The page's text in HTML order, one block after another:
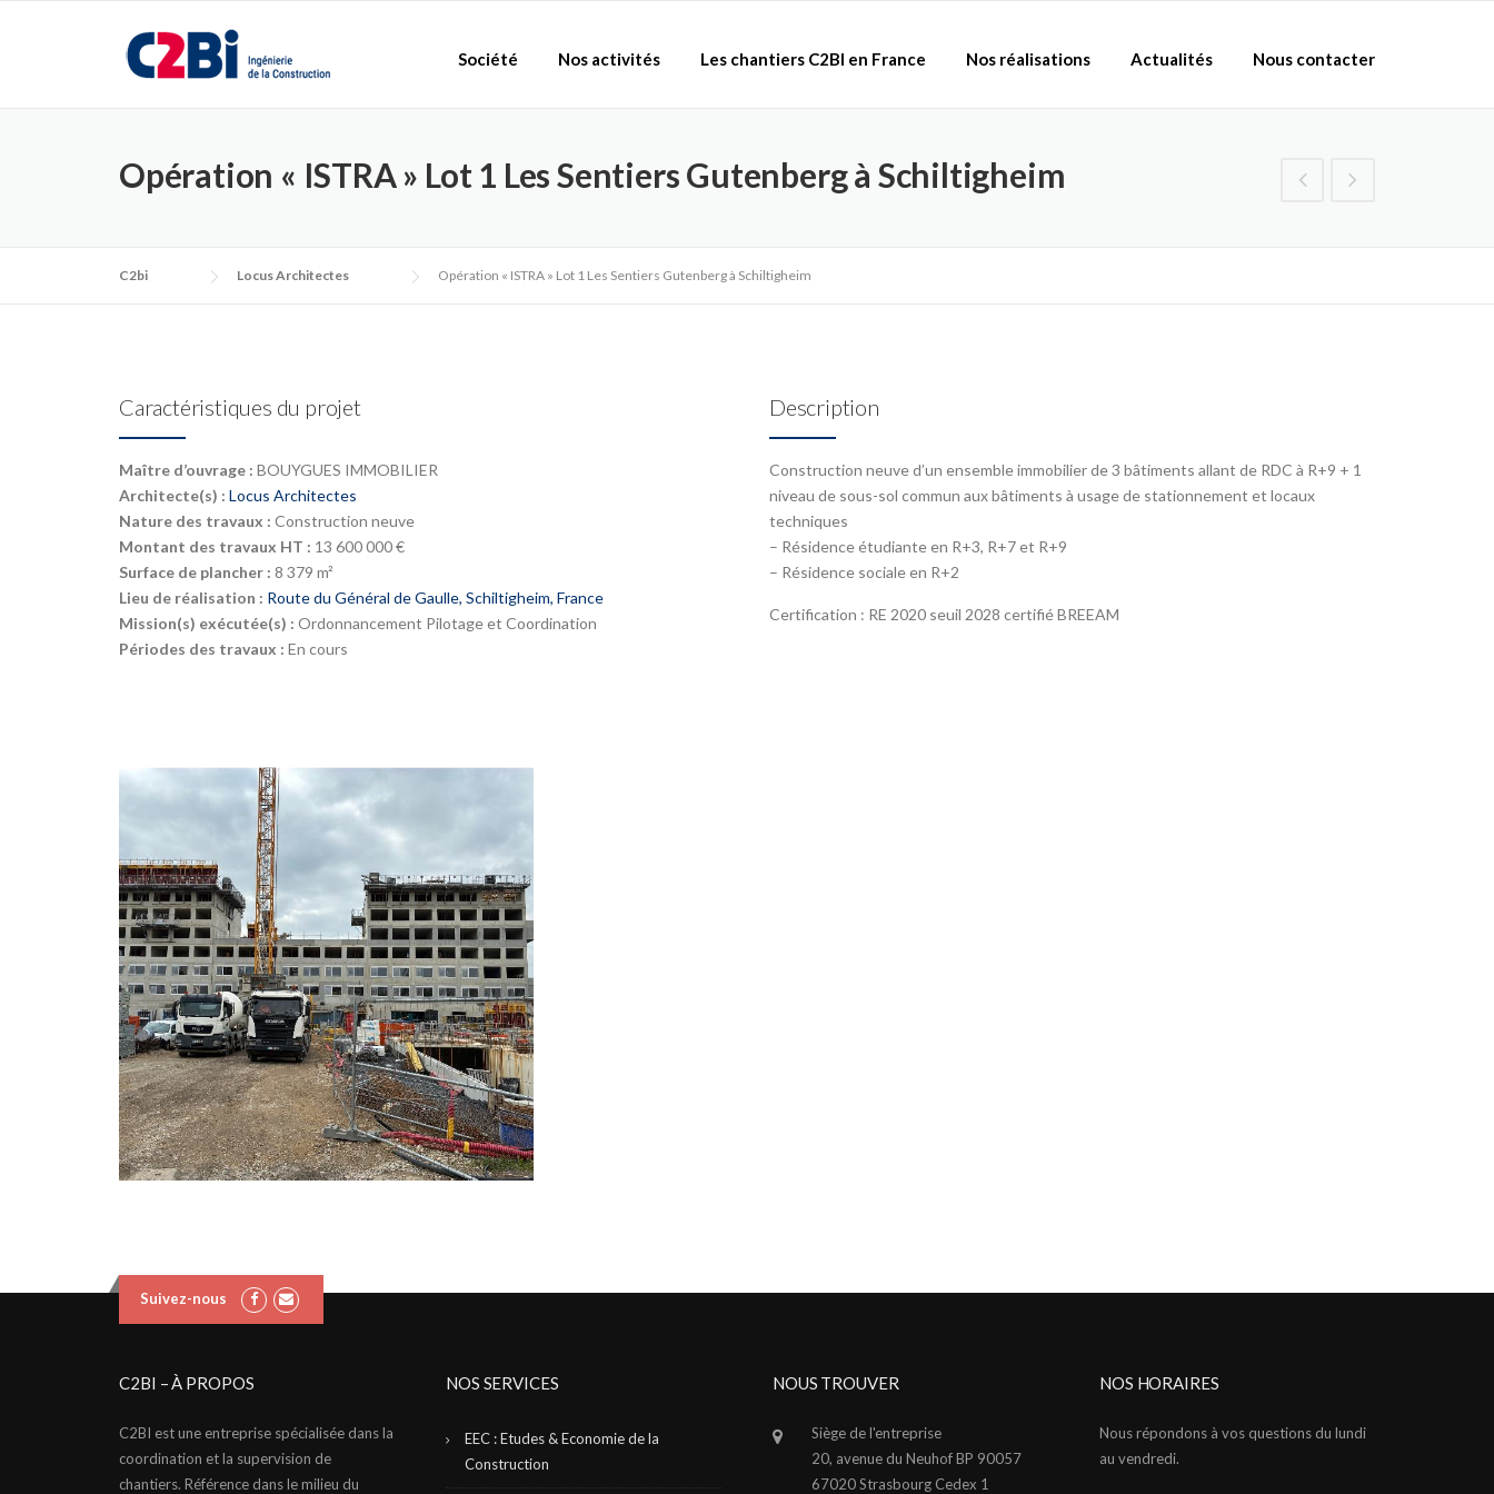
Société Nos activités Les chantiers C2BI en France Nos réalisations Actualités Nous contacter
Opération « ISTRA » Lot 1 Les Sentiers Gutenberg à Schiltigheim
C2bi Locus Architectes Opération « ISTRA » Lot 1 Les Sentiers Gutenberg à Schiltigheim
Caractéristiques du projet
Maître d’ouvrage : BOUYGUES IMMOBILIER
Architecte(s) : Locus Architectes
Nature des travaux : Construction neuve
Montant des travaux HT : 13 600 000 €
Surface de plancher : 8 379 m²
Lieu de réalisation : Route du Général de Gaulle, Schiltigheim, France
Mission(s) exécutée(s) : Ordonnancement Pilotage et Coordination
Périodes des travaux : En cours
Description
Construction neuve d’un ensemble immobilier de 3 bâtiments allant de RDC à R+9 + 1
niveau de sous-sol commun aux bâtiments à usage de stationnement et locaux
techniques
– Résidence étudiante en R+3, R+7 et R+9
– Résidence sociale en R+2
Certification : RE 2020 seuil 2028 certifié BREEAM
Suivez-nous
C2BI – À PROPOS
C2BI est une entreprise spécialisée dans la
coordination et la supervision de
chantiers. Référence dans le milieu du
NOS SERVICES
EEC : Etudes & Economie de la
Construction
NOUS TROUVER
Siège de l'entreprise
20, avenue du Neuhof BP 90057
67020 Strasbourg Cedex 1
NOS HORAIRES
Nous répondons à vos questions du lundi
au vendredi.